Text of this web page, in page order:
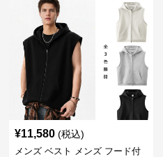
¥11,580 (税込)
メンズ ベスト メンズ フード付